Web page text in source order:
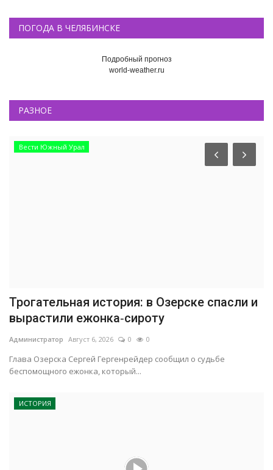
ПОГОДА В ЧЕЛЯБИНСКЕ
Подробный прогноз
world-weather.ru
РАЗНОЕ
Вести Южный Урал
Трогательная история: в Озерске спасли и
вырастили ежонка‑сироту
Администратор Август 6, 2026 0 0
Глава Озерска Сергей Гергенрейдер сообщил о судьбе
беспомощного ежонка, который...
ИСТОРИЯ